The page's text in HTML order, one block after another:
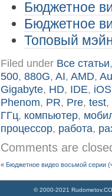
Бюджетное
Бюджетное
Топовый
Filed under Все статьи
500,880G,AI,AMD,
Gigabyte, HD, IDE, iOS
Phenom, PR, Pre,test,
ГГц, компьютер,
процессор, работа,
Comments are
« Бюджетное видео восьмой серии
© 2000-2021